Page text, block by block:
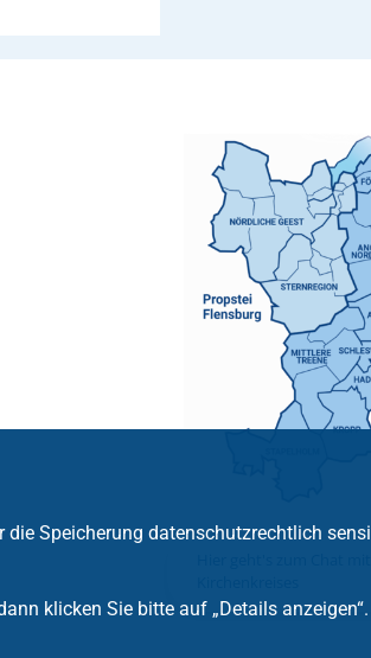
Speicherung datenschutzrechtlich
klicken Sie bitte auf „Details